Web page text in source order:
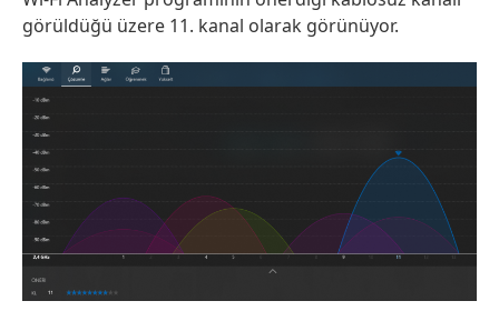
görüldüğü üzere 11. kanal olarak görünüyor.